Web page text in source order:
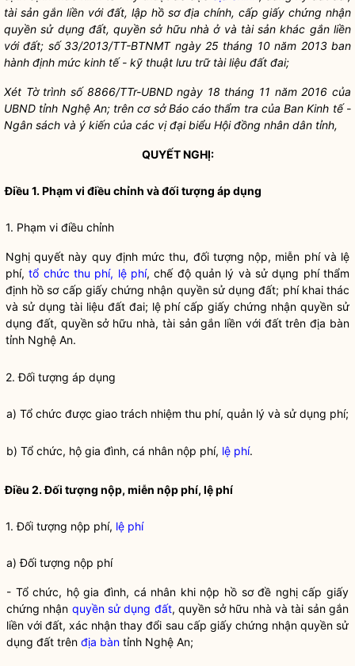
tài sản gắn liền với đất, lập hồ sơ địa chính, cấp giấy chứng nhận
quyền sử dụng đất, quyền sở hữu nhà ở và tài sản khác gắn liền
với đất; số33/2013/TT-BTNMT ngày 25 tháng 10 năm 2013 ban
hành định mức kinh tế- kỹ thuật lưu trữ tài liệu đất đai;
Xét Tờ trình số 8866/TTr-UBND ngày 18 tháng 11 năm 2016 của
UBND tỉnh Nghệ An; trên cơ sở Báo cáo thẩm tra của Ban Kinh tế -
Ngân sách và ý kiến của các vị đại biểu Hội đồng nhân dân tỉnh,
QUYẾT NGHỊ:
Điều 1. Phạm vi điều chỉnh và đối tượng áp dụng
1. Phạm vi điều chỉnh
Nghị quyết này quy định mức thu, đối tượng nộp, miễn phí và lệ
phí,tổ chức thu phí, lệ phí, chế độ quản lý và sử dụng phí thẩm
định hồ sơ cấp giấy chứng nhận quyền sử dụng đất; phí khai thác
và sử dụng tài liệu đất đai; lệ phí cấp giấy chứng nhậnquyền sử
dụng đất, quyền sở hữu nhà, tài sản gắn liền với đất trênđịa bàn
tỉnh Nghệ An.
2. Đối tượng áp dụng
a) Tổ chức được giao trách nhiệm thu phí, quản lý và sử dụng phí;
b) Tổ chức, hộ gia đình, cá nhân nộp phí, lệ phí.
Điều 2. Đối tượng nộp, miễn nộp phí, lệ phí
1. Đối tượng nộp phí, lệ phí
a) Đối tượng nộp phí
- Tổ chức, hộ gia đình, cá nhân khi nộp hồ sơ đề nghị cấp giấy
chứng nhận quyền sử dụng đất, quyền sở hữu nhà và tài sản gắn
liền với đất, xác nhận thay đổi sau cấp giấy chứng nhận quyền sử
dụng đất trên địa bàn tỉnh Nghệ An;